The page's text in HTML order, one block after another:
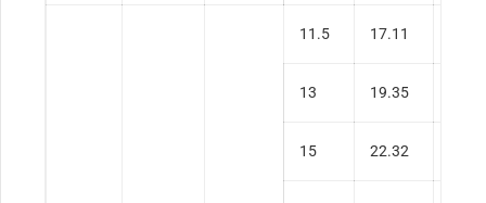
11.5 17.11
13 19.35
15 22.32